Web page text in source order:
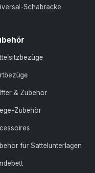
Schabracke
& Zubehör
Zubehör
für Sattelunterlagen